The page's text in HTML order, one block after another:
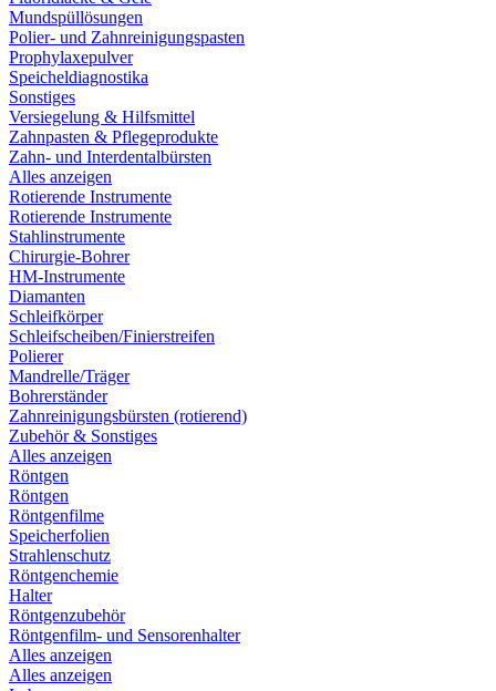
Mundspüllösungen
Polier- und Zahnreinigungspasten
Prophylaxepulver
Speicheldiagnostika
Sonstiges
Versiegelung & Hilfsmittel
Zahnpasten & Pflegeprodukte
Zahn- und Interdentalbürsten
Alles anzeigen
Rotierende Instrumente
Rotierende Instrumente
Stahlinstrumente
Chirurgie-Bohrer
HM-Instrumente
Diamanten
Schleifkörper
Schleifscheiben/Finierstreifen
Polierer
Mandrelle/Träger
Bohrerständer
Zahnreinigungsbürsten (rotierend)
Zubehör & Sonstiges
Alles anzeigen
Röntgen
Röntgen
Röntgenfilme
Speicherfolien
Strahlenschutz
Röntgenchemie
Halter
Röntgenzubehör
Röntgenfilm- und Sensorenhalter
Alles anzeigen
Alles anzeigen